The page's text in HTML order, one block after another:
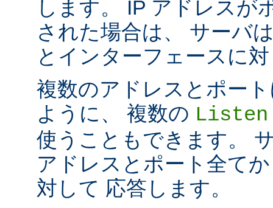
します。 IP アドレスが
された場合は、 サーバ
とインターフェースに
複数のアドレスとポー
ように、 複数の Listen
使うこともできます。
アドレスとポート全て
対して 応答します。